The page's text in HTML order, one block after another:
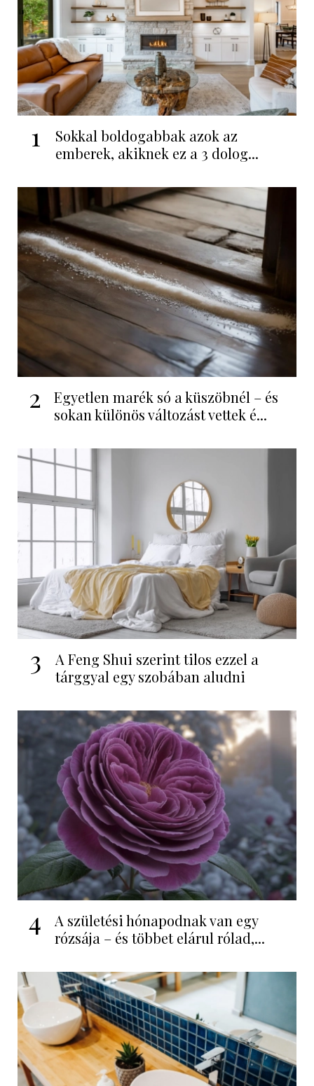
1
Sokkal boldogabbak azok az
emberek, akiknek ez a 3 dolog...
2
Egyetlen marék só a küszöbnél – és
sokan különös változást vettek é...
3
A Feng Shui szerint tilos ezzel a
tárggyal egy szobában aludni
4
A születési hónapodnak van egy
rózsája – és többet elárul rólad,...